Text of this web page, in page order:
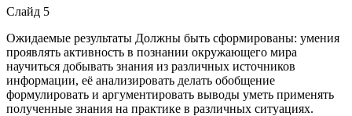
Слайд 5
Ожидаемые результаты Должны быть сформированы: умения
проявлять активность в познании окружающего мира
научиться добывать знания из различных источников
информации, её анализировать делать обобщение
формулировать и аргументировать выводы уметь применять
полученные знания на практике в различных ситуациях.